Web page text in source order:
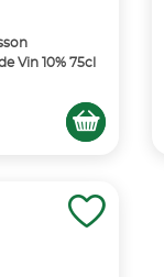
Vin 10% 75cl